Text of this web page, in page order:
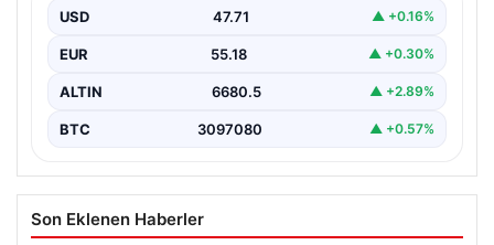
bir olayda, 2 yaşındaki Liam isimli bir çocuğun…
USD 47.71 ▲ +0.16%
EUR 55.18 ▲ +0.30%
ALTIN 6680.5 ▲ +2.89%
BTC 3097080 ▲ +0.57%
Son Eklenen Haberler